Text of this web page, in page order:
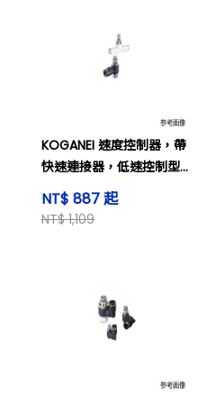
KOGANEI 速度控制器，帶
快速連接器，低速控制型
號 SSC6-01-B
NT$ 887 起
NT$ 1,109